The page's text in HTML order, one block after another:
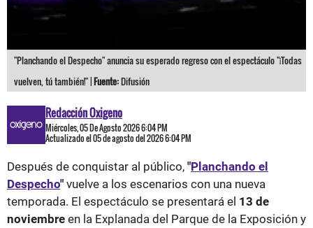
"Planchando el Despecho" anuncia su esperado regreso con el espectáculo "¡Todas
vuelven, tú también!" |Fuente:Difusión
Redacción Oxigeno
Miércoles, 05 De Agosto 2026 6:04 PM
Actualizado el 05 de agosto del 2026 6:04 PM
Después de conquistar al público, "Planchando el
Despecho" vuelve a los escenarios con una nueva
temporada. El espectáculo se presentará el 13 de
noviembre en la Explanada del Parque de la Exposición y